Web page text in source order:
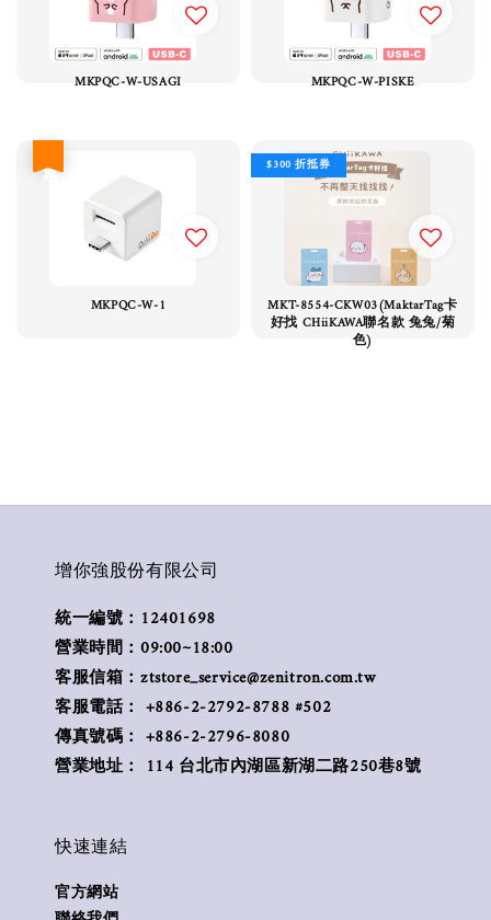
MKPQC-W-USAGI MKPQC-W-PISKE
MKPQC-W-1
$300 折抵券
MKT-8554-CKW03(MaktarTag卡
好找 CHiiKAWA聯名款 兔兔/菊
色)
增你強股份有限公司
統一編號：12401698
營業時間：09:00~18:00
客服信箱：ztstore_service@zenitron.com.tw
客服電話： +886-2-2792-8788 #502
傳真號碼： +886-2-2796-8080
營業地址： 114 台北市內湖區新湖二路250巷8號
快速連結
官方網站